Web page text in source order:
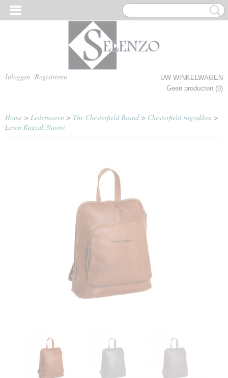
Inloggen Registreren
UW WINKELWAGEN
Geen producten (0)
Home > Lederwaren > The Chesterfield Brand> Chesterfield rugzakken >
Leren Rugzak Naomi